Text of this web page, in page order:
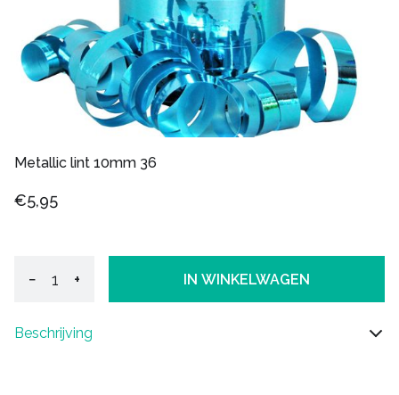
Metallic lint 10mm 36
€5,95
− + IN WINKELWAGEN
Beschrijving